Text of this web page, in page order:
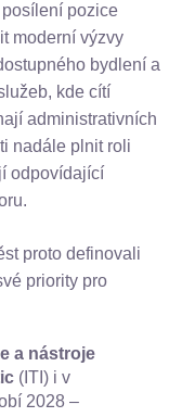
pozice
moderní výzvy
bydlení a
kde cítí
administrativních
nadále plnit roli
odpovídající
proto definovali
priority pro
a nástroje
(ITI) i v
2028 –